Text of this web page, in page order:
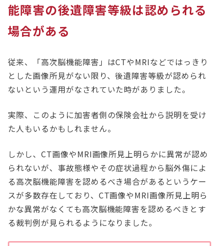
能障害の後遺障害等級は認められる
場合がある
従来、「高次脳機能障害」はCTやMRIなどではっきり
とした画像所見がない限り、後遺障害等級が認められ
ないという運用がなされていた時がありました。
実際、このように加害者側の保険会社から説明を受け
た人もいるかもしれません。
しかし、CT画像やMRI画像所見上明らかに異常が認め
られないが、事故態様やその症状過程から脳外傷によ
る高次脳機能障害を認めるべき場合があるというケー
スが多数存在しており、CT画像やMRI画像所見上明ら
かな異常がなくても高次脳機能障害を認めるべきとす
る裁判例が見られるようになりました。